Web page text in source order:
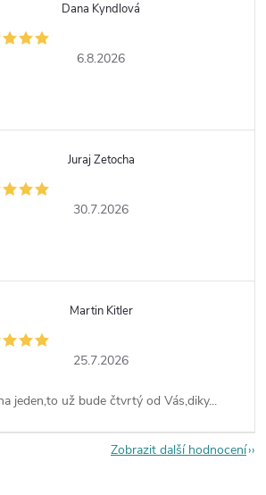
Dana Kyndlová
6.8.2026
Juraj Zetocha
30.7.2026
Martin Kitler
25.7.2026
jeden,to už bude čtvrtý od Vás,diky...
Zobrazit další hodnocení